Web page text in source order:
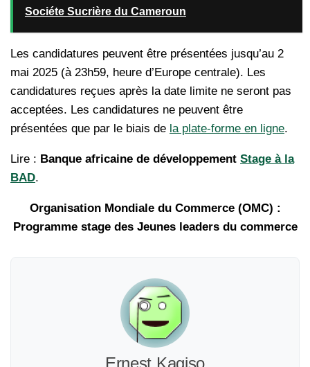
Sociéte Sucrière du Cameroun
Les candidatures peuvent être présentées jusqu’au 2
mai 2025 (à 23h59, heure d’Europe centrale). Les
candidatures reçues après la date limite ne seront pas
acceptées. Les candidatures ne peuvent être
présentées que par le biais de la plate-forme en ligne.
Lire : Banque africaine de développement Stage à la
BAD.
Organisation Mondiale du Commerce (OMC) :
Programme stage des Jeunes leaders du commerce
Ernest Kagiso